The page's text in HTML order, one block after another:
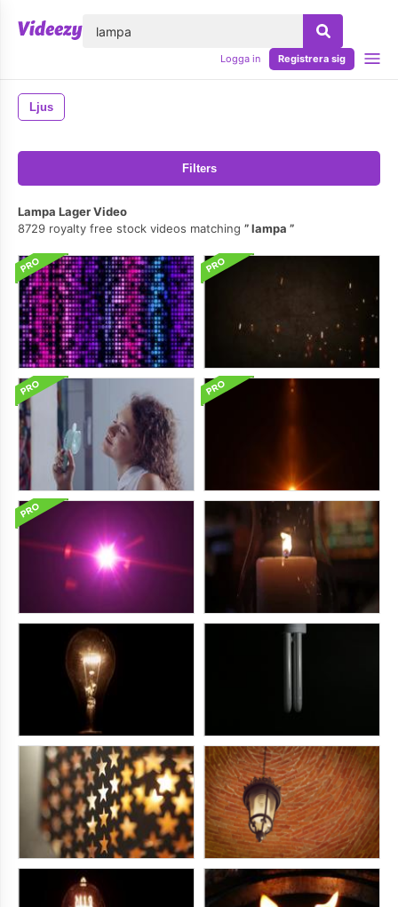
Logga in Registrera sig
Ljus
Filters
Lampa Lager Video
8729 royalty free stock videos matching
lampa